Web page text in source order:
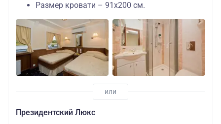
Размер кровати – 91х200 см.
Президентский Люкс